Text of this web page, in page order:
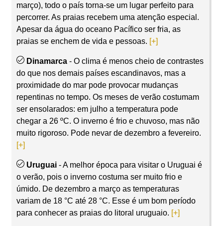
março), todo o país torna-se um lugar perfeito para
percorrer. As praias recebem uma atenção especial.
Apesar da água do oceano Pacífico ser fria, as
praias se enchem de vida e pessoas. [+]
Dinamarca - O clima é menos cheio de contrastes
do que nos demais países escandinavos, mas a
proximidade do mar pode provocar mudanças
repentinas no tempo. Os meses de verão costumam
ser ensolarados: em julho a temperatura pode
chegar a 26 ºC. O inverno é frio e chuvoso, mas não
muito rigoroso. Pode nevar de dezembro a fevereiro.
[+]
Uruguai - A melhor época para visitar o Uruguai é
o verão, pois o inverno costuma ser muito frio e
úmido. De dezembro a março as temperaturas
variam de 18 °C até 28 °C. Esse é um bom período
para conhecer as praias do litoral uruguaio. [+]